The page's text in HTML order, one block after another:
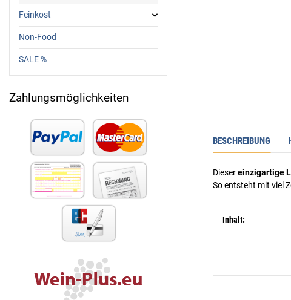
BESCHREIBUNG
Diesereinzigartige
So entsteht mit viel
Inhalt:
Feinkost
Non-Food
SALE %
Zahlungsmöglichkeiten